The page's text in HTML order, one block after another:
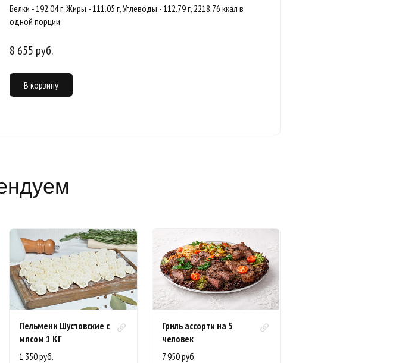
Белки - 192.04 г, Жиры - 111.05 г, Углеводы - 112.79 г, 2218.76 ккал в
одной порции
8 655 руб.
В корзину
Пельмени Шустовские с
мясом 1 КГ
1 350 руб.
Гриль ассорти на 5
человек
7 950 руб.